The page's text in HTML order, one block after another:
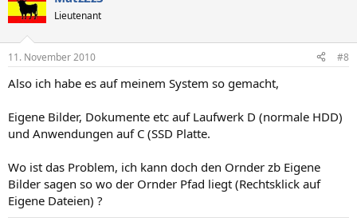
Lieutenant
11. November 2010 #8
Also ich habe es auf meinem System so gemacht,
Eigene Bilder, Dokumente etc auf Laufwerk D (normale HDD)
und Anwendungen auf C (SSD Platte.
Wo ist das Problem, ich kann doch den Ornder zb Eigene
Bilder sagen so wo der Ornder Pfad liegt (Rechtsklick auf
Eigene Dateien) ?